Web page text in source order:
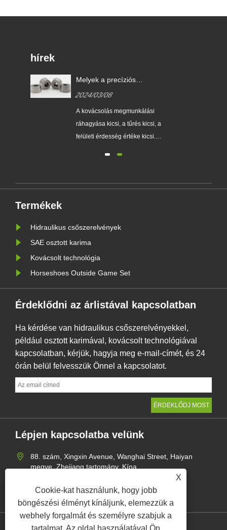
X
Cookie-kat használunk, hogy jobb
böngészési élményt kínáljunk, elemezzük a
webhely forgalmát és személyre szabjuk a
tartalmat. Az oldal használatával Ön
hírek
Melyek a precíziós
a közönséges kovácsoláshoz
képest?
2024/03/08
A kovácsolás megmunkálási
ráhagyása kicsi, a tűrés kicsi, a
felületi érdesség értéke kicsi.
anyagtakarékos...
Termékek
Hidraulikus csőszerelvények
SAE osztott karima
Kovácsolt technológia
Horseshoes Outside Game Set
Érdeklődni az árlistával kapcsolatban
Ha kérdése van hidraulikus csőszerelvényekkel,
például osztott karimával, kovácsolt technológiával
kapcsolatban, kérjük, hagyja meg e-mail-címét, és 24
órán belül felvesszük Önnel a kapcsolatot.
Lépjen kapcsolatba velünk
88. szám, Xingxin Avenue, Wanghai Street, Haiyan
megye, Zhejiang tartomány, Kína
mangerzw@haxsen.com